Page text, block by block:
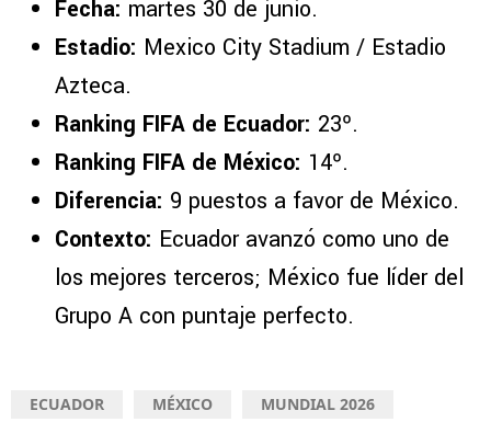
Fecha: martes 30 de junio.
Estadio: Mexico City Stadium / Estadio
Azteca.
Ranking FIFA de Ecuador: 23º.
Ranking FIFA de México: 14º.
Diferencia: 9 puestos a favor de México.
Contexto: Ecuador avanzó como uno de
los mejores terceros; México fue líder del
Grupo A con puntaje perfecto.
ECUADOR MÉXICO MUNDIAL 2026